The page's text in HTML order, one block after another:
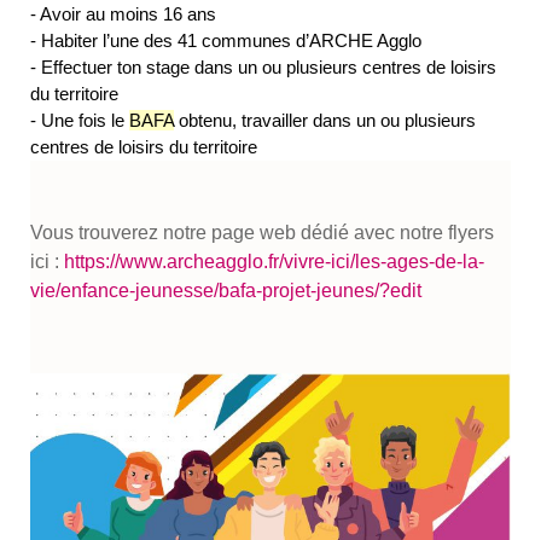
- Avoir au moins 16 ans
- Habiter l’une des 41 communes d’ARCHE Agglo
- Effectuer ton stage dans un ou plusieurs centres de loisirs
du territoire
- Une fois le BAFAobtenu, travailler dans un ou plusieurs
centres de loisirs du territoire
Vous trouverez notre page web dédié avec notre flyers
ici : https://www.archeagglo.fr/vivre-ici/les-ages-de-la-
vie/enfance-jeunesse/bafa-projet-jeunes/?edit